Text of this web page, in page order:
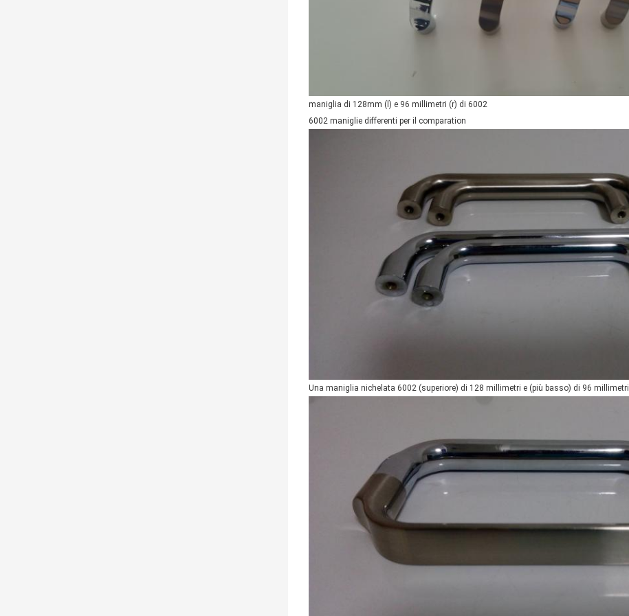
maniglia di 128mm (l) e 96 millimetri (r) di 6002
6002 maniglie differenti per il comparation
Una maniglia nichelata 6002 (superiore) di 128 millimetri e (più basso) di 96 millimetri